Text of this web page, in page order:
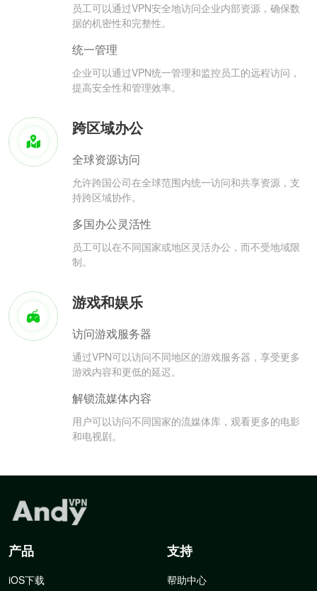
员工可以通过VPN安全地访问企业内部资源，确保数
据的机密性和完整性。
统一管理
企业可以通过VPN统一管理和监控员工的远程访问，
提高安全性和管理效率。
跨区域办公
全球资源访问
允许跨国公司在全球范围内统一访问和共享资源，支
持跨区域协作。
多国办公灵活性
员工可以在不同国家或地区灵活办公，而不受地域限
制。
游戏和娱乐
访问游戏服务器
通过VPN可以访问不同地区的游戏服务器，享受更多
游戏内容和更低的延迟。
解锁流媒体内容
用户可以访问不同国家的流媒体库，观看更多的电影
和电视剧。
产品
iOS下载
支持
帮助中心